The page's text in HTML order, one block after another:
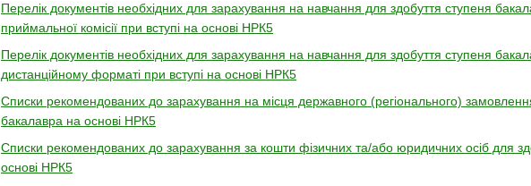
Перелік документів необхідних для зарахування на навчання для здобуття ступеня
приймальної комісії при вступі на основі НРК5
Перелік документів необхідних для зарахування на навчання для здобуття ступеня
дистанційному форматі при вступі на основі НРК5
Списки рекомендованих до зарахування на місця державного (регіонального)
бакалавра на основі НРК5
Списки рекомендованих до зарахування за кошти фізичних та/або юридичних осіб для
основі НРК5